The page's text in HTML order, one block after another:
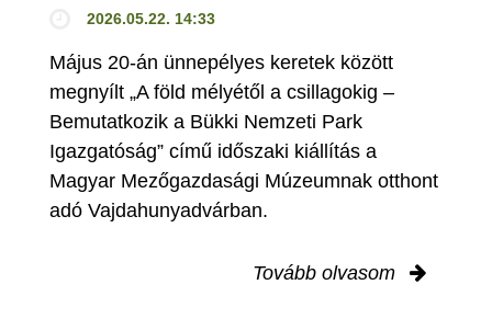
2026.05.22. 14:33
Május 20-án ünnepélyes keretek között
megnyílt „A föld mélyétől a csillagokig –
Bemutatkozik a Bükki Nemzeti Park
Igazgatóság” című időszaki kiállítás a
Magyar Mezőgazdasági Múzeumnak otthont
adó Vajdahunyadvárban.
Tovább olvasom